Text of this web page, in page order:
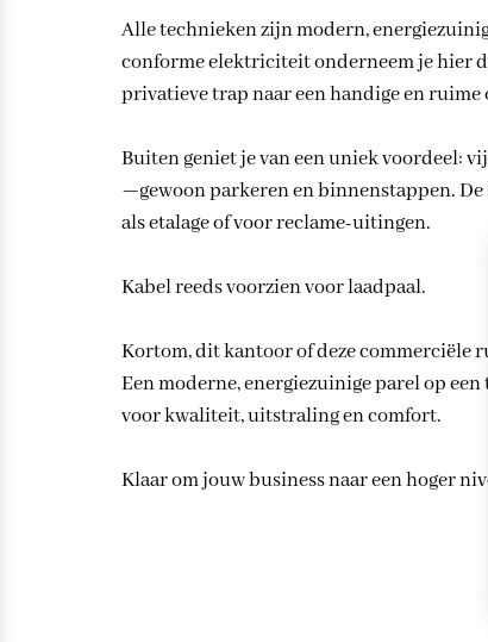
Alle technieken zijn modern,
conforme elektriciteit onderneem je hier
privatieve trap naar een handige en
Buiten geniet je van een uniek voordeel:
—gewoon parkeren en binnenstappen.
als etalage of voor reclame-uitingen.
Kabel reeds voorzien voor laadpaal.
Kortom, dit kantoor of deze commerciële
Een moderne, energiezuinige parel op
voor kwaliteit, uitstraling en comfort.
Klaar om jouw business naar een hoger